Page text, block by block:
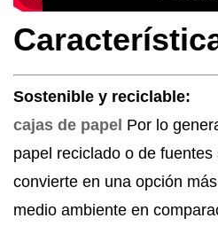
Sostenible y reciclable:
cajas de papel Por lo
papel reciclado o de
convierte en una opción
medio ambiente en